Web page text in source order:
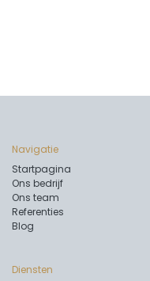
Navigatie
Startpagina
Ons bedrijf
Ons team
Referenties
Blog
Diensten